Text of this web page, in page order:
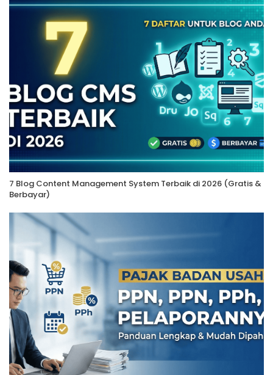
7 Blog Content Management System Terbaik di 2026 (Gratis &
Berbayar)